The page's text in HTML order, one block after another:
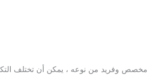
مخصص وفريد ​​من نوعه ، يمكن أن تختلف